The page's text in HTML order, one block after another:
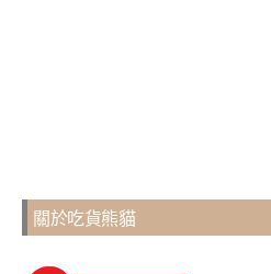
關於吃貨熊貓